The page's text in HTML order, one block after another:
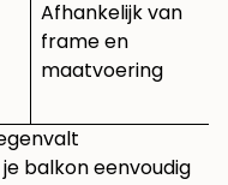
Afhankelijk van
frame en
maatvoering
balkon eenvoudig